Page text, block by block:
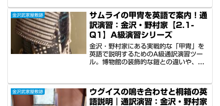
英語で説得力を持って語るトレーニン
グ。通訳ガイドの現場で役立つ実践的な
内容です。
金沢武家屋敷跡
サムライの甲冑を英語で案内！通
訳演習：金沢・野村家【2.1-
Q1】A級演習シリーズ
金沢・野村家にある実戦的な「甲冑」を
英語で説明するためのA級通訳演習ツー
ル。博物館の装飾的な鎧との違いや、兜
英語で語るトレーニング。英国人男性の
落ち着いた音声と共に、深い歴史解説を
学べます。
金沢武家屋敷跡
ウグイスの鳴き合わせと桐箱の英
語説明｜通訳演習：金沢・野村家